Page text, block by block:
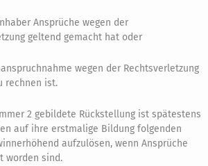
Ansprüche wegen der
geltend gemacht hat oder
wegen der Rechtsverletzung
rechnen ist.
2 gebildete Rückstellung ist spätestens
auf ihre erstmalige Bildung folgenden
aufzulösen, wenn Ansprüche
worden sind.